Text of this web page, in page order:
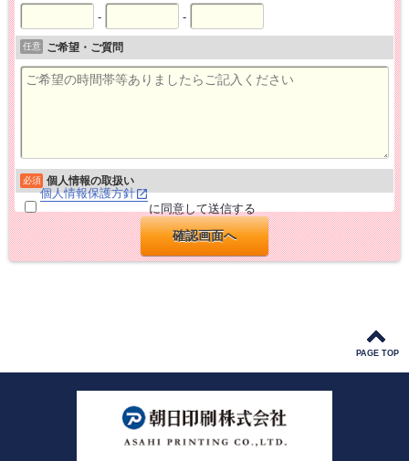
- -
任意 ご希望・ご質問
必須 個人情報の取扱い
に同意して送信する
個人情報保護方針
PAGE TOP